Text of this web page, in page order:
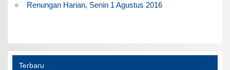
Renungan Harian, Senin 1 Agustus 2016
Terbaru